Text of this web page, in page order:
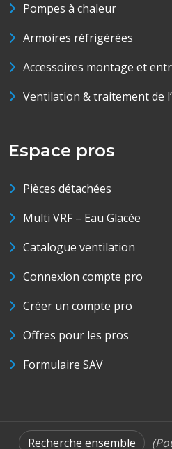
Pompes à chaleur
Armoires réfrigérées
Accessoires montage et
Ventilation & traitement de
Espace pros
Pièces détachées
Multi VRF – Eau Glacée
Catalogue ventilation
Connexion compte pro
Créer un compte pro
Offres pour les pros
Formulaire SAV
Recherche ensemble